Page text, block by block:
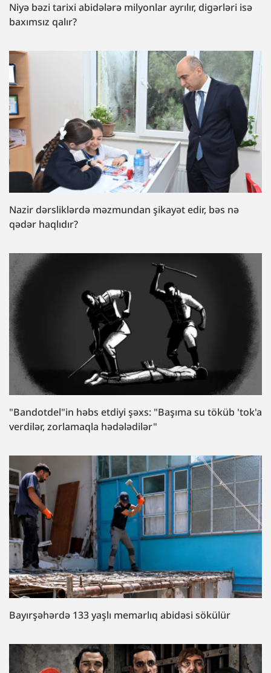
Niyə bəzi tarixi abidələrə milyonlar ayrılır, digərləri isə
baxımsız qalır?
Nazir dərsliklərdə məzmundan şikayət edir, bəs nə
qədər haqlıdır?
"Bandotdel"in həbs etdiyi şəxs: "Başıma su töküb 'tok'a
verdilər, zorlamaqla hədələdilər"
Bayırşəhərdə 133 yaşlı memarlıq abidəsi sökülür